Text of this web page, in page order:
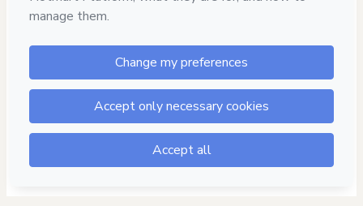
control over it; (ii) agree to Hotmart’s
authorized and accompanied by a legal guardian.
Learn more about your purchasehere.
Hotmart ©2026- All rights reserved
2026-08-05T22:42:16.320Z REF.